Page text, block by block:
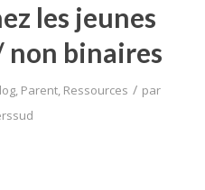
les jeunes
non binaires
, Parent, Ressources / par